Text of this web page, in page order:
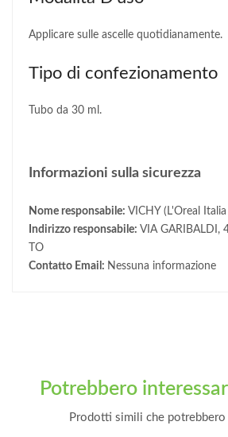
Applicare sulle ascelle quotidianamente.
Tipo di confezionamento
Tubo da 30 ml.
Informazioni sulla sicurezza
Nome responsabile: VICHY (L'Oreal Italia
Indirizzo responsabile: VIA GARIBALDI,
TO
Contatto Email: Nessuna informazione
Potrebbero
Prodotti simili che potrebbero